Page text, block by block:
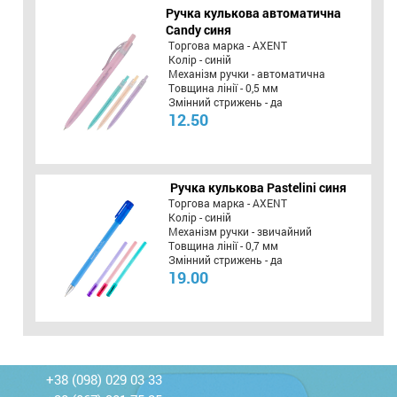
Ручка кулькова автоматична
Candy синя
Торгова марка - AXENT
Колір - синій
Механізм ручки - автоматична
Товщина лінії - 0,5 мм
Змінний стрижень - да
12.50
Ручка кулькова Pastelini синя
Торгова марка - AXENT
Колір - синій
Механізм ручки - звичайний
Товщина лінії - 0,7 мм
Змінний стрижень - да
19.00
+38 (098) 029 03 33